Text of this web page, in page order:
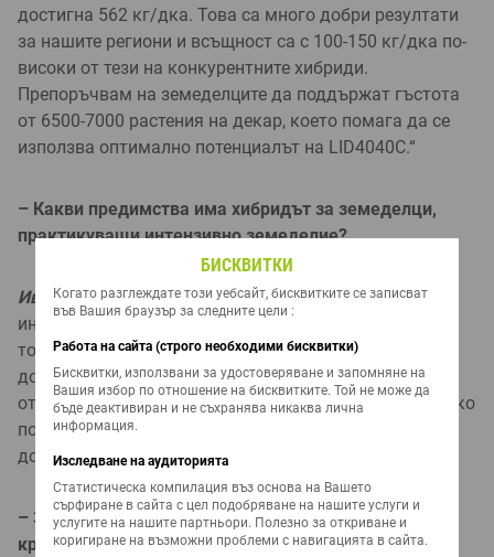
достигна 562 кг/дка. Това са много добри резултати
за нашите региони и всъщност са с 100-150 кг/дка по-
високи от тези на конкурентните хибриди.
Препоръчвам на земеделците да поддържат гъстота
от 6500-7000 растения на декар, което помага да се
използва оптимално потенциалът на LID4040C.“
– Какви предимства има хибридът за земеделци,
практикуващи интензивно земеделие?
Иван Спиров:„LID4040C е отлично адаптиран за
интензивни методи на земеделие. При правилно
торене и напояване хибридът осигурява високи
добиви. Друго важно предимство е, че може да се
отглежда на различни почви – например, в Монтанско
почвите са тежки, но LID4040C показва стабилност
дори при тези предизвикателни условия.“
– Знаем, че устойчивостта на болести също е
критичен фактор за земеделските производители.
БИСКВИТКИ
Когато разглеждате този уебсайт, бисквитките се записват
във Вашия браузър за следните цели :
Работа на сайта (строго необходими бисквитки)
Бисквитки, използвани за удостоверяване и запомняне на
Вашия избор по отношение на бисквитките. Той не може да
бъде деактивиран и не съхранява никаква лична
информация.
Изследване на аудиторията
Статистическа компилация въз основа на Вашето
сърфиране в сайта с цел подобряване на нашите услуги и
услугите на нашите партньори. Полезно за откриване и
коригиране на възможни проблеми с навигацията в сайта.